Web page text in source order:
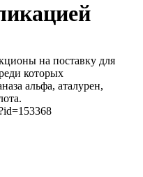
на поставку для
которых
альфа, аталурен,